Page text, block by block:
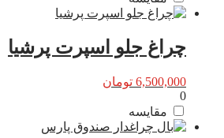
چراغ جلو اسپرت پرشیا
6,500,000 تومان
0
مقایسه